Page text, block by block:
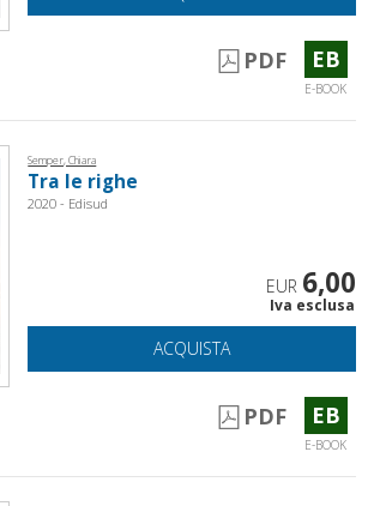
PDF EB
E-BOOK
Semper, Chiara
Tra le righe
2020 - Edisud
EUR 6,00
Iva esclusa
ACQUISTA
PDF EB
E-BOOK